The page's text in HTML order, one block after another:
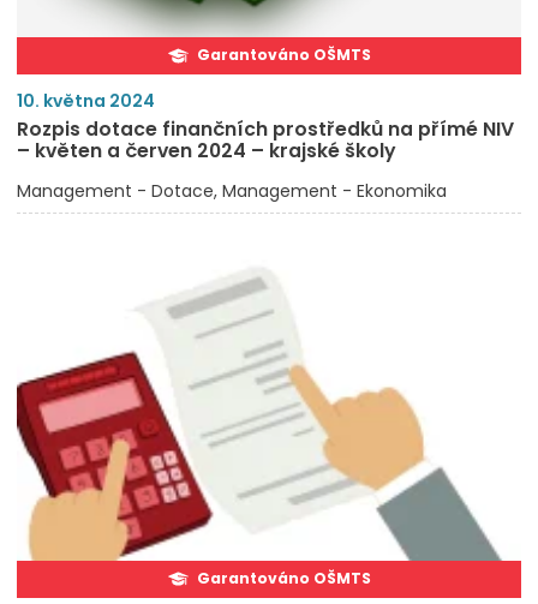
Garantováno OŠMTS
10. května 2024
Rozpis dotace finančních prostředků na přímé NIV
– květen a červen 2024 – krajské školy
Management - Dotace Management - Ekonomika
Garantováno OŠMTS